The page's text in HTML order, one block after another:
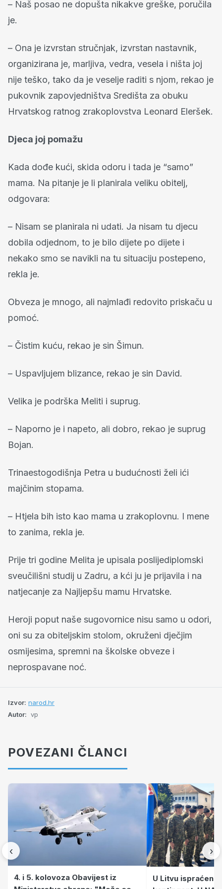
– Naš posao ne dopušta nikakve greške, poručila
je.
– Ona je izvrstan stručnjak, izvrstan nastavnik,
organizirana je, marljiva, vedra, vesela i ništa joj
nije teško, tako da je veselje raditi s njom, rekao je
pukovnik zapovjedništva Središta za obuku
Hrvatskog ratnog zrakoplovstva Leonard Eleršek.
Djeca joj pomažu
Kada dođe kući, skida odoru i tada je “samo”
mama. Na pitanje je li planirala veliku obitelj,
odgovara:
– Nisam se planirala ni udati. Ja nisam tu djecu
dobila odjednom, to je bilo dijete po dijete i
nekako smo se navikli na tu situaciju postepeno,
rekla je.
Obveza je mnogo, ali najmlađi redovito priskaču u
pomoć.
– Čistim kuću, rekao je sin Šimun.
– Uspavljujem blizance, rekao je sin David.
Velika je podrška Meliti i suprug.
– Naporno je i napeto, ali dobro, rekao je suprug
Bojan.
Trinaestogodišnja Petra u budućnosti želi ići
majčinim stopama.
– Htjela bih isto kao mama u zrakoplovnu. I mene
to zanima, rekla je.
Prije tri godine Melita je upisala poslijediplomski
sveučilišni studij u Zadru, a kći ju je prijavila i na
natjecanje za Najljepšu mamu Hrvatske.
Heroji poput naše sugovornice nisu samo u odori,
oni su za obiteljskim stolom, okruženi dječjim
osmijesima, spremni na školske obveze i
neprospavane noć.
Izvor: narod.hr
Autor: vp
POVEZANI ČLANCI
‹
4. i 5. kolovoza Obavijest iz
U Litvu ispraćen
›